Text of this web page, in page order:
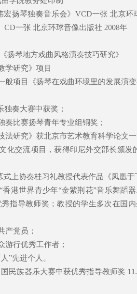
扬琴独奏音乐会》VCD一张 北京环
CD一张 北京环球音像出版社 2008年
扬琴地方戏曲风格演奏技巧研究》
学研究》项目
般项目《扬琴在戏曲环境里的发展演变
独奏大赛中获奖；
奏比赛扬琴青年专业组铜奖；
法研究》获北京市艺术教育科学论文
化交流项目，获得印尼外交部长颁发
上协奏桂习礼教授代表作品《凤凰于
港世界青少年“金紫荆花”音乐舞蹈
指导教师奖；教授的学生多次在国内
产党员；
游行优秀工作者；
”先进个人。
国民族器乐大赛中获优秀指导教师奖